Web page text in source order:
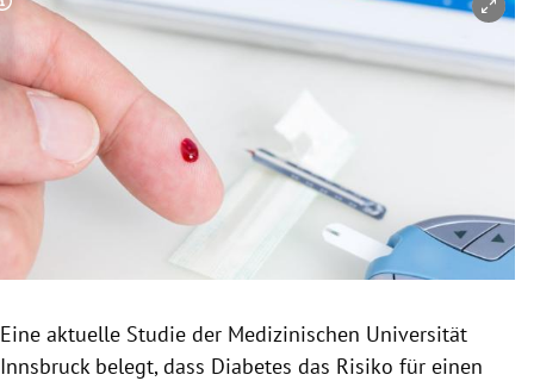
Untermenü
Untermenü
Untermenü
Untermenü
Untermenü
Untermenü
Copyright-Hinweis öffnen/schließen
Eine aktuelle Studie der Medizinischen Universität
Innsbruck belegt, dass Diabetes das Risiko für einen